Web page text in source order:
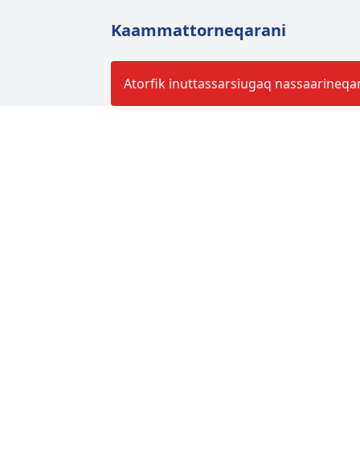
Kaammattorneqarani
Atorfik inuttassarsiugaq